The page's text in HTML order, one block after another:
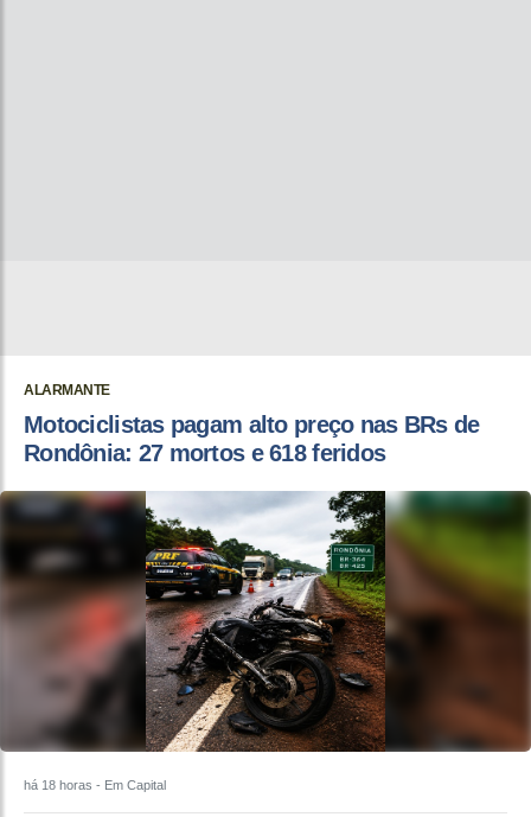
ALARMANTE
Motociclistas pagam alto preço nas BRs de
Rondônia: 27 mortos e 618 feridos
há 18 horas - Em Capital